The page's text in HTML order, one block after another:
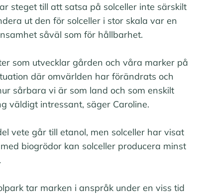
steget till att satsa på solceller inte särskilt
ut den för solceller i stor skala var en
såväl som för hållbarhet.
som utvecklar gården och våra marker på
där omvärlden har förändrats och
sårbara vi är som land och som enskilt
väldigt intressant, säger Caroline.
vete går till etanol, men solceller har visat
biogrödor kan solceller producera minst
tar marken i anspråk under en viss tid